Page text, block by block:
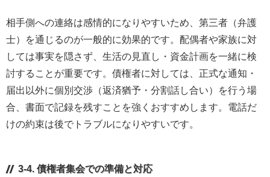
相手側への連絡は感情的になりやすいため、第三者（弁護
士）を通じるのが一般的に効果的です。配偶者や家族に対
しては事実を隠さず、生活の見直し・資金計画を一緒に検
討することが重要です。債権者に対しては、正式な通知・
届出以外に個別交渉（返済猶予・分割話し合い）を行う場
合、書面で記録を残すことを強くおすすめします。電話だ
けの約束は後でトラブルになりやすいです。
3-4. 債権者集会での準備と対応